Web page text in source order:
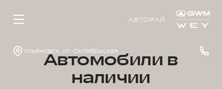
АВТОРАЙ
Ульяновск, ул. Октябрьская, д. 22л
Автомобили в
наличии